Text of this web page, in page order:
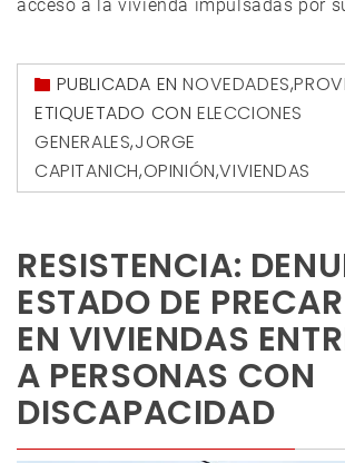
acceso a la vivienda impulsadas por
PUBLICADA ENNOVEDADES,
ETIQUETADO CON ELECCIONES
GENERALES,JORGE
CAPITANICH,OPINIÓN,VIVIENDAS
RESISTENCIA:
ESTADO DE
EN VIVIENDAS
A PERSONAS CON
DISCAPACIDAD